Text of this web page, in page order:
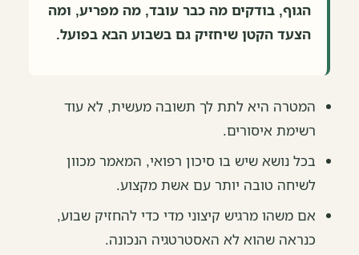
הגוף, בודקים מה כבר עובד, מה מפריע, ומה
הצעד הקטן שיחזיק גם בשבוע הבא בפועל.
המטרה היא לתת לך תשובה מעשית, לא עוד
רשימת איסורים.
בכל נושא שיש בו סיכון רפואי, המאמר מכוון
לשיחה טובה יותר עם אשת מקצוע.
אם משהו מרגיש קיצוני מדי כדי להחזיק שבוע,
כנראה שהוא לא האסטרטגיה הנכונה.